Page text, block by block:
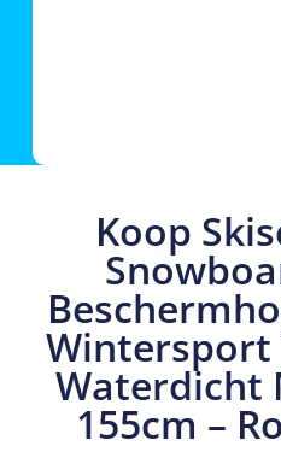
Koop
Wintersport
Waterdicht
155cm –